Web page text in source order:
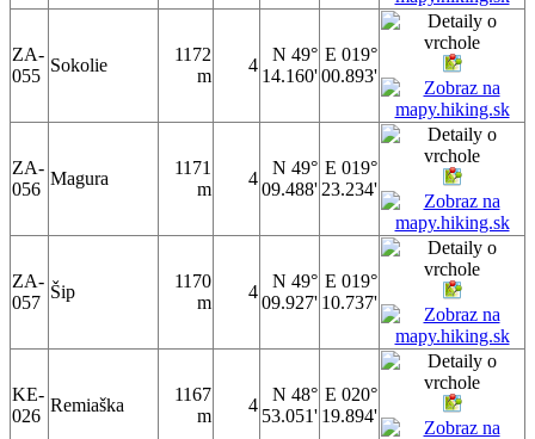
ZA-
055
Sokolie
1172
m
4
N 49°
14.160'
E 019°
00.893'
ZA-
056
Magura
1171
m
4
N 49°
09.488'
E 019°
23.234'
ZA-
057
Šip
1170
m
4
N 49°
09.927'
E 019°
10.737'
KE-
026
Remiaška
1167
m
4
N 48°
53.051'
E 020°
19.894'